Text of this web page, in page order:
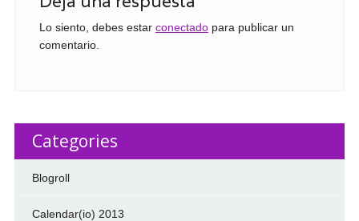
Lo siento, debes estar conectadopara publicar un
comentario.
Categories
Blogroll
Calendar(io) 2013